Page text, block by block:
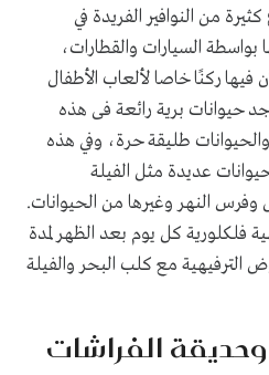
من النوافير الفريدة في
السيارات والقطارات،
فيها ركنًا خاصا لألعاب الأطفال
حيوانات برية رائعة فى هذه
طليقة حرة، وفي هذه
عديدة مثل الفيلة
وفرس النهر وغيرها من الحيوانات.
فلكلورية كل يوم بعد الظهر لمدة
مع كلب البحر والفيلة
الفراشات